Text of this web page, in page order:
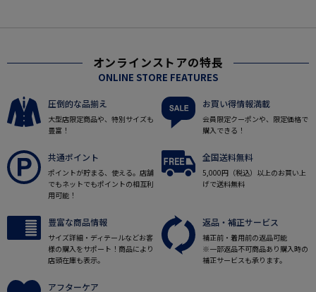
オンラインストアの特長
ONLINE STORE FEATURES
圧倒的な品揃え
大型店限定商品や、特別サイズも
豊富！
お買い得情報満載
会員限定クーポンや、限定価格で
購入できる！
共通ポイント
ポイントが貯まる、使える。店舗
でもネットでもポイントの相互利
用可能！
全国送料無料
5,000円（税込）以上のお買い上
げで送料無料
豊富な商品情報
サイズ詳細・ディテールなどお客
様の購入をサポート！商品により
店頭在庫も表示。
返品・補正サービス
補正前・着用前の返品可能
※一部返品不可商品あり購入時の
補正サービスも承ります。
アフターケア